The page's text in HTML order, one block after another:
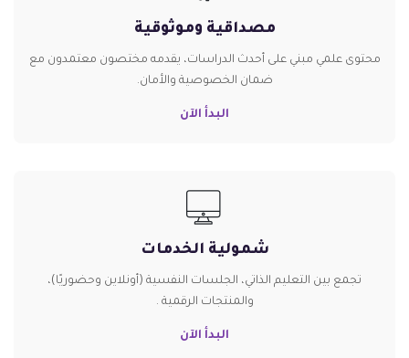
مصداقية وموثوقية
محتوى علمي مبني على أحدث الدراسات، يقدمه مختصون معتمدون مع
ضمان الخصوصية والأمان.
البدأ الآن
شمولية الخدمات
تجمع بين التعليم الذاتي، الجلسات النفسية (أونلاين وحضوريًا)،
والمنتجات الرقمية .
البدأ الآن